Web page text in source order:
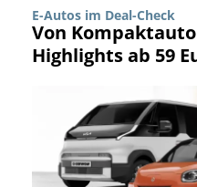
E-Autos im Deal-Check
Von
Highlights ab 59